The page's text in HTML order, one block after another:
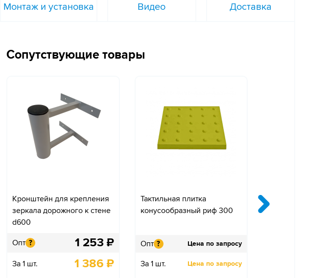
Монтаж и установка Видео Доставка
Сопутствующие товары
Кронштейн для крепления
зеркала дорожного к стене
d600
Опт ? 1 253 ₽
За 1 шт. 1 386 ₽
Тактильная плитка
конусообразный риф 300
Опт ? Цена по запросу
За 1 шт. Цена по запросу